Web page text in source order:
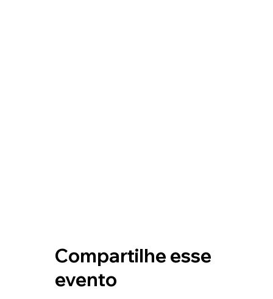
Compartilhe esse
evento